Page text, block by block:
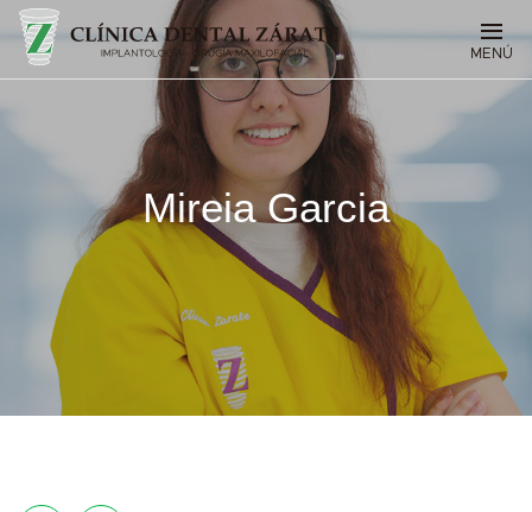
MENÚ
Mireia Garcia